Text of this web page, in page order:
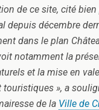
de ce site, cité bien
depuis décembre
dans le plan
notamment la
et la mise en
touristiques », a
de la Ville de